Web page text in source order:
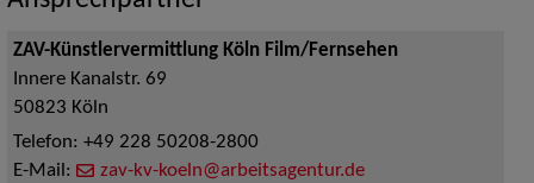
ZAV-Künstlervermittlung Köln Film/Fernsehen
Innere Kanalstr. 69
50823 Köln
Telefon: +49 228 50208-2800
E-Mail:
zav-kv-koeln@arbeitsagentur.de